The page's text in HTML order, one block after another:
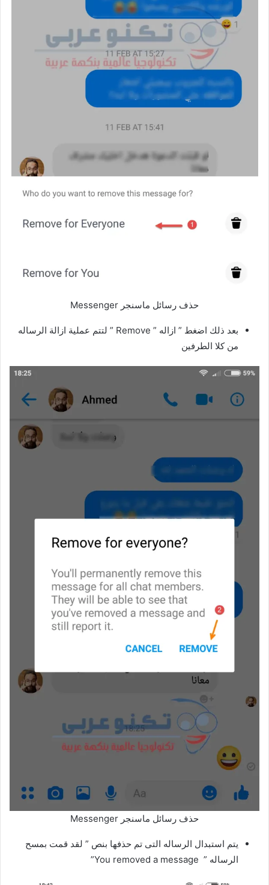
حذف رسائل ماسنجر Messenger
بعد ذلك اضغط ” ازاله ” Remove ” لتتم عملية ازالة الرساله
من كلا الطرفين
حذف رسائل ماسنجر Messenger
يتم استبدال الرساله التى تم حذفها بنص ” لقد قمت بمسح
الرساله ” You removed a message”